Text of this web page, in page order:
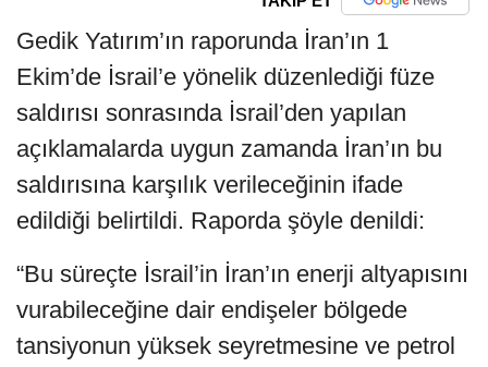
Gedik Yatırım’ın raporunda İran’ın 1
Ekim’de İsrail’e yönelik düzenlediği füze
saldırısı sonrasında İsrail’den yapılan
açıklamalarda uygun zamanda İran’ın bu
saldırısına karşılık verileceğinin ifade
edildiği belirtildi. Raporda şöyle denildi:
“Bu süreçte İsrail’in İran’ın enerji altyapısını
vurabileceğine dair endişeler bölgede
tansiyonun yüksek seyretmesine ve petrol